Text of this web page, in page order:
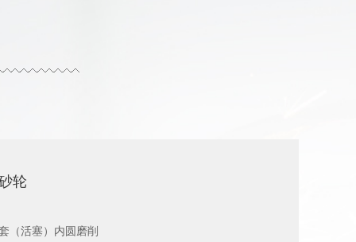
轮
活塞）内圆磨削